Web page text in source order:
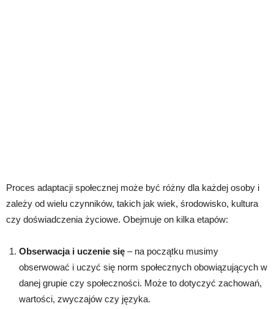
Proces adaptacji społecznej może być różny dla każdej osoby i
zależy od wielu czynników, takich jak wiek, środowisko, kultura
czy doświadczenia życiowe. Obejmuje on kilka etapów:
Obserwacja i uczenie się – na początku musimy
obserwować i uczyć się norm społecznych obowiązujących w
danej grupie czy społeczności. Może to dotyczyć zachowań,
wartości, zwyczajów czy języka.